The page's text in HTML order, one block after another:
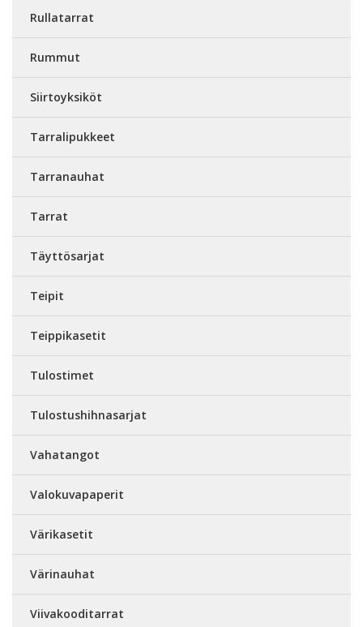
Rullatarrat
Rummut
Siirtoyksiköt
Tarralipukkeet
Tarranauhat
Tarrat
Täyttösarjat
Teipit
Teippikasetit
Tulostimet
Tulostushihnasarjat
Vahatangot
Valokuvapaperit
Värikasetit
Värinauhat
Viivakooditarrat